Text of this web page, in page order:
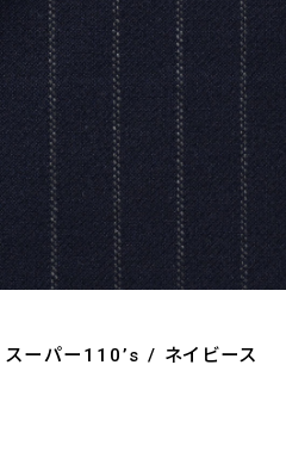
スーパー110’s / ネイビース